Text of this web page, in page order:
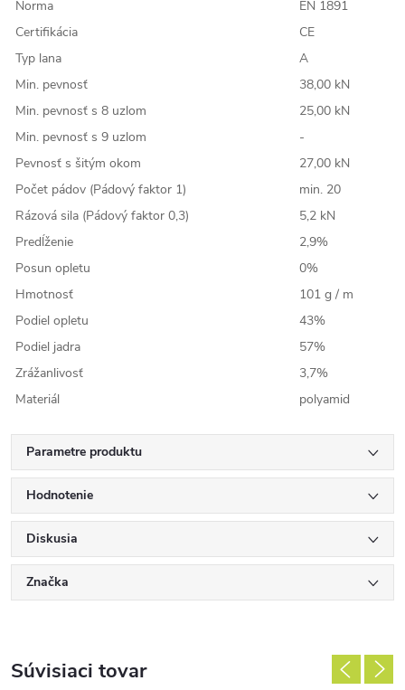
Norma
EN 1891
Certifikácia
CE
Typ lana
A
Min. pevnosť
38,00 kN
Min. pevnosť s 8 uzlom
25,00 kN
Min. pevnosť s 9 uzlom
-
Pevnosť s šitým okom
27,00 kN
Počet pádov (Pádový faktor 1)
min. 20
Rázová sila (Pádový faktor 0,3)
5,2 kN
Predĺženie
2,9%
Posun opletu
0%
Hmotnosť
101 g / m
Podiel opletu
43%
Podiel jadra
57%
Zrážanlivosť
3,7%
Materiál
polyamid
Parametre produktu
Hodnotenie
Diskusia
Značka
Súvisiaci tovar